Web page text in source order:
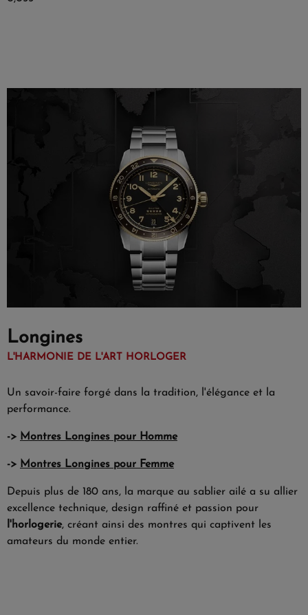
Longines
L'HARMONIE DE L'ART HORLOGER
Un savoir-faire forgé dans la tradition, l'élégance et la
performance.
-> Montres Longines pour Homme
-> Montres Longines pour Femme
Depuis plus de 180 ans, la marque au sablier ailé a su allier
excellence technique, design raffiné et passion pour
l'horlogerie, créant ainsi des montres qui captivent les
amateurs du monde entier.